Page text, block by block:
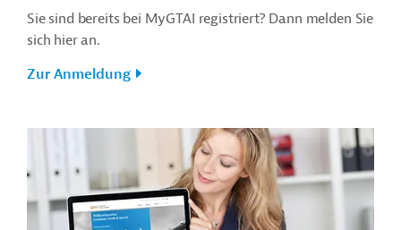
Sie sind bereits bei MyGTAI registriert? Dann melden Sie
sich hier an.
Zur Anmeldung